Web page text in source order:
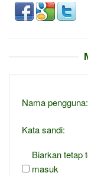
Nama pengguna:
Kata sandi:
Biarkan tetap
masuk